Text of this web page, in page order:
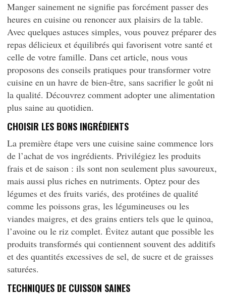
Manger sainement ne signifie pas forcément passer des
heures en cuisine ou renoncer aux plaisirs de la table.
Avec quelques astuces simples, vous pouvez préparer des
repas délicieux et équilibrés qui favorisent votre santé et
celle de votre famille. Dans cet article, nous vous
proposons des conseils pratiques pour transformer votre
cuisine en un havre de bien-être, sans sacrifier le goût ni
la qualité. Découvrez comment adopter une alimentation
plus saine au quotidien.
CHOISIR LES BONS INGRÉDIENTS
La première étape vers une cuisine saine commence lors
de l’achat de vos ingrédients. Privilégiez les produits
frais et de saison : ils sont non seulement plus savoureux,
mais aussi plus riches en nutriments. Optez pour des
légumes et des fruits variés, des protéines de qualité
comme les poissons gras, les légumineuses ou les
viandes maigres, et des grains entiers tels que le quinoa,
l’avoine ou le riz complet. Évitez autant que possible les
produits transformés qui contiennent souvent des additifs
et des quantités excessives de sel, de sucre et de graisses
saturées.
TECHNIQUES DE CUISSON SAINES